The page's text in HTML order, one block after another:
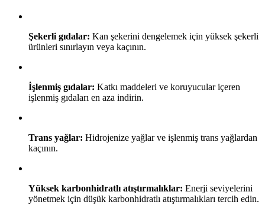
Şekerli gıdalar: Kan şekerini dengelemek için yüksek şekerli
ürünleri sınırlayın veya kaçının.
İşlenmiş gıdalar: Katkı maddeleri ve koruyucular içeren
işlenmiş gıdaları en aza indirin.
Trans yağlar: Hidrojenize yağlar ve işlenmiş trans yağlardan
kaçının.
Yüksek karbonhidratlı atıştırmalıklar: Enerji seviyelerini
yönetmek için düşük karbonhidratlı atıştırmalıkları tercih edin.